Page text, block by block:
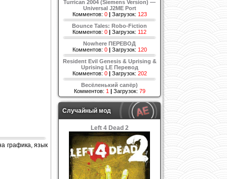
графика, язык
Turrican 2004 (Siemens Version) —
Universal J2ME Port
Комментов: 0| Загрузок: 123
Bounce Tales: Robo-Fiction
Комментов: 0 | Загрузок: 112
Nowhere ПЕРЕВОД
Комментов: 0| Загрузок: 120
Resident Evil Genesis & Uprising &
Uprising LE Перевод
Комментов: 0| Загрузок: 202
Весёленький сапёр)
Комментов: 1 | Загрузок: 79
Случайный мод
Left 4 Dead 2